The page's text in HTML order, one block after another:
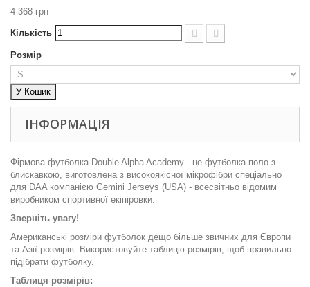
4 368 грн
Кількість
Розмір
У Кошик
ІНФОРМАЦІЯ
Фірмова футболка Double Alpha Academy - це футболка поло з
блискавкою, виготовлена з високоякісної мікрофібри спеціально
для DAA компанією Gemini Jerseys (USA) - всесвітньо відомим
виробником спортивної екіпіровки.
Зверніть увагу!
Американські розміри футболок дещо більше звичних для Європи
та Азії розмірів. Використовуйте таблицю розмірів, щоб правильно
підібрати футболку.
Таблиця розмірів: